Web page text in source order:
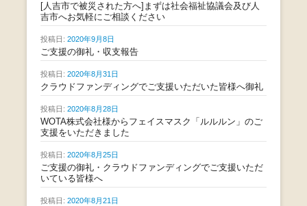
[人吉市で被災された方へ]まずは社会福祉協議会及び人
吉市へお気軽にご相談ください
投稿日: 2020年9月8日
ご支援の御礼・収支報告
投稿日: 2020年8月31日
クラウドファンディングでご支援いただいた皆様へ御礼
投稿日: 2020年8月28日
WOTA株式会社様からフェイスマスク「ルルルン」のご
支援をいただきました
投稿日: 2020年8月25日
ご支援の御礼・クラウドファンディングでご支援いただ
いている皆様へ
投稿日: 2020年8月21日